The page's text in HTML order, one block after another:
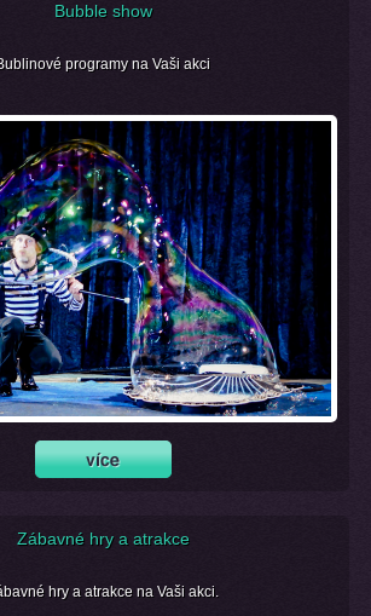
Bubble show
programy na Vaši akci
Zábavné hry a atrakce
hry a atrakce na Vaši akci.